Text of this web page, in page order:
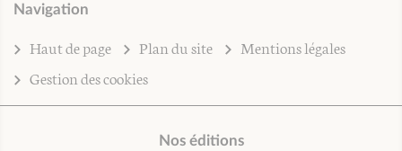
Navigation
Haut de page Plan du site
Mentions légales
Gestion des cookies
Nos éditions